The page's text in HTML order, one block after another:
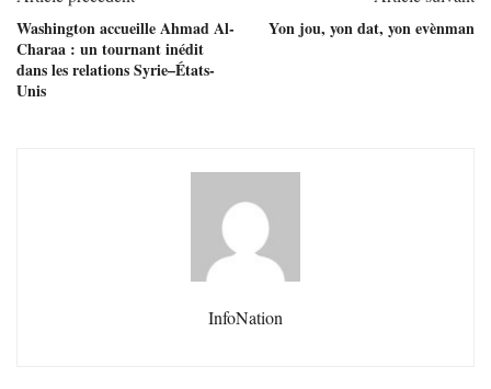
Washington accueille Ahmad Al-
Charaa : un tournant inédit
dans les relations Syrie–États-
Unis
Yon jou, yon dat, yon evènman
InfoNation